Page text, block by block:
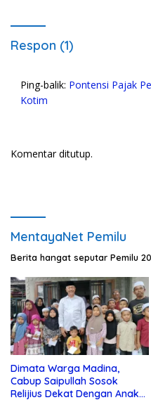
Respon (1)
Ping-balik: Pontensi Pajak
Kotim
Komentar ditutup.
MentayaNet Pemilu
Berita hangat seputar Pemilu
Dimata Warga Madina,
Cabup Saipullah Sosok
Relijius Dekat Dengan Anak